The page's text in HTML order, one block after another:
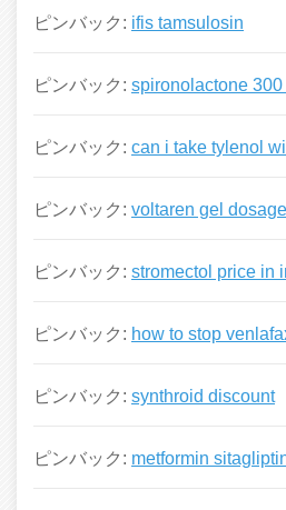
ピンバック: ifis tamsulosin
ピンバック: spironolactone
ピンバック: can i take tylenol
ピンバック: voltaren gel
ピンバック: stromectol price in
ピンバック: how to stop
ピンバック: synthroid discount
ピンバック: metformin